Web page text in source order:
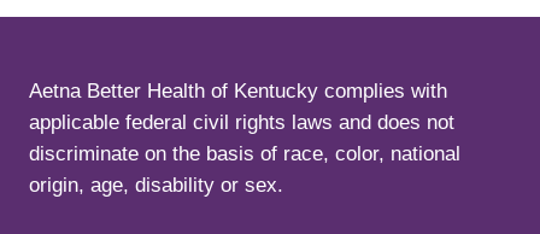
Aetna Better Health of Kentucky complies with
applicable federal civil rights laws and does not
discriminate on the basis of race, color, national
origin, age, disability or sex.